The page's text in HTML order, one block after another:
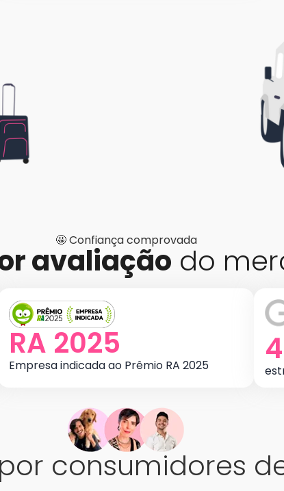
🤩 Confiança comprovada
avaliação do
RA 2025
Empresa indicada ao Prêmio RA 2025
consumidores